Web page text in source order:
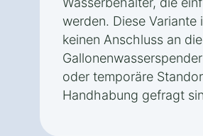
werden. Diese
keinen Anschluss an
oder temporäre
Handhabung gefragt